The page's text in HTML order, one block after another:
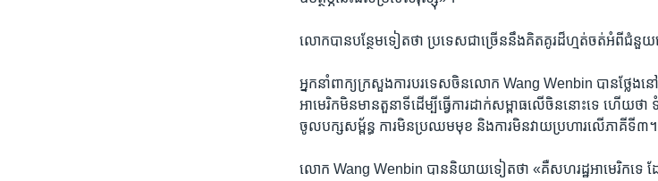
លោក​បាន​បន្ថែម​ទៀត​ថា​ ប្រទេស​ជា​ច្រើន​នឹង​គិតគូរ​ដ៏​ហ្មត់ចត់​អំពី​ជំនួ
អ្នក​នាំពាក្យ​ក្រសួង​ការបរទេស​ចិន​លោក Wang Wenbin បាន​ថ្លែង​ន
អាមេរិក​មិនមាន​តួនាទី​ដើម្បី​ធ្វើការ​ដាក់​សម្ពាធ​លើចិន​នោះ​ទេ ​ហើយ​
ចូល​បក្ស​សម្ព័ន្ធ ការមិន​ប្រឈម​មុខ​ និង​ការ​មិនវាយ​ប្រហារ​លើ​ភាគី​ទី៣។
លោក Wang Wenbin បាន​និយាយ​ទៀត​ថា «​គឺ​សហរដ្ឋ​អាមេរិក​ទ